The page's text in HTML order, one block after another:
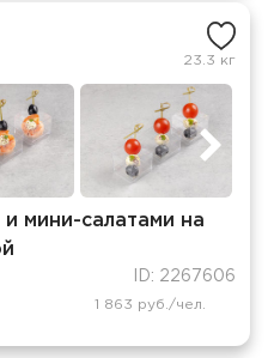
23.3 кг
мини-салатами на
ID: 2267606
1 863 руб./чел.